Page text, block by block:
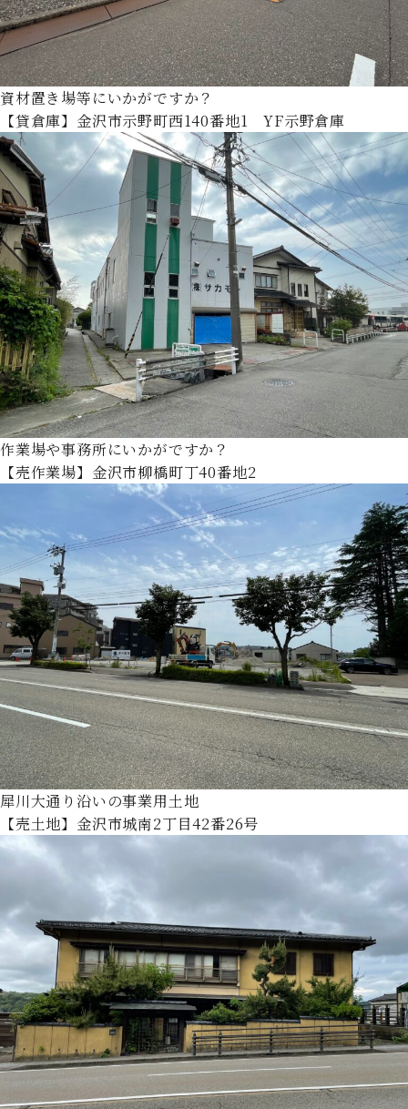
資材置き場等にいかがですか？
【貸倉庫】金沢市示野町西140番地1 YF示野倉庫
作業場や事務所にいかがですか？
【売作業場】金沢市柳橋町丁40番地2
犀川大通り沿いの事業用土地
【売土地】金沢市城南2丁目42番26号